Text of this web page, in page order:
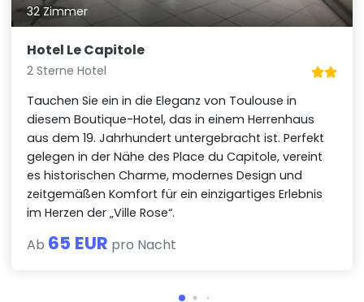
32 Zimmer
Hotel Le Capitole
2 Sterne Hotel
Tauchen Sie ein in die Eleganz von Toulouse in
diesem Boutique-Hotel, das in einem Herrenhaus
aus dem 19. Jahrhundert untergebracht ist. Perfekt
gelegen in der Nähe des Place du Capitole, vereint
es historischen Charme, modernes Design und
zeitgemäßen Komfort für ein einzigartiges Erlebnis
im Herzen der „Ville Rose“.
Ab 65 EUR pro Nacht